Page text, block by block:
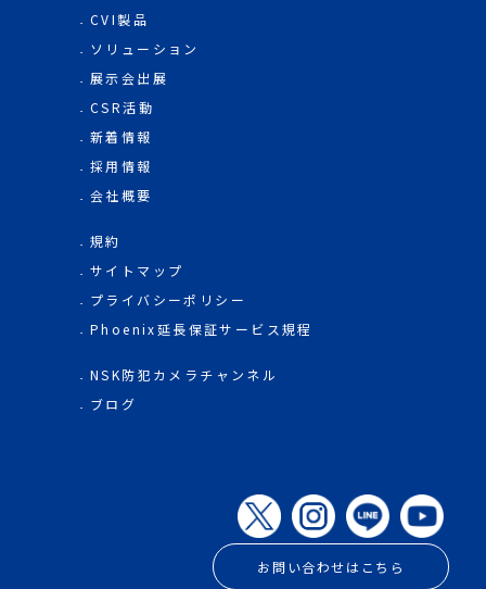
CVI製品
ソリューション
展示会出展
CSR活動
新着情報
採用情報
会社概要
規約
サイトマップ
プライバシーポリシー
Phoenix延長保証サービス規程
NSK防犯カメラチャンネル
ブログ
お問い合わせはこちら